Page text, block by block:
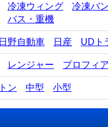
冷凍ウィング 冷凍バン
バス・重機
日野自動車 日産 UDト
レンジャー プロフィア
ン 中型 小型